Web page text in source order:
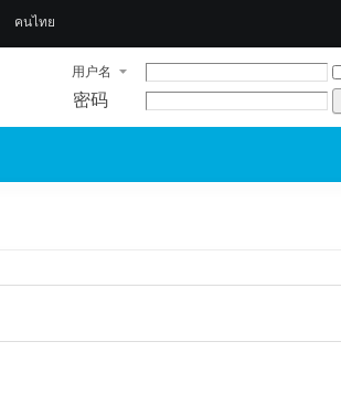
คนไทย
用户名
密码